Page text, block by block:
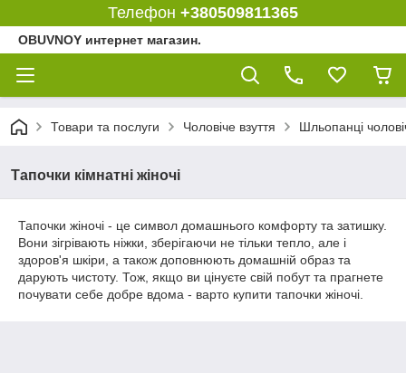
Телефон +380509811365
OBUVNOY интернет магазин.
Товари та послуги Чоловіче взуття Шльопанці
Тапочки кімнатні жіночі
Тапочки жіночі - це символ домашнього комфорту та затишку.
Вони зігрівають ніжки, зберігаючи не тільки тепло, але і
здоров'я шкіри, а також доповнюють домашній образ та
дарують чистоту. Тож, якщо ви цінуєте свій побут та прагнете
почувати себе добре вдома - варто купити тапочки жіночі.